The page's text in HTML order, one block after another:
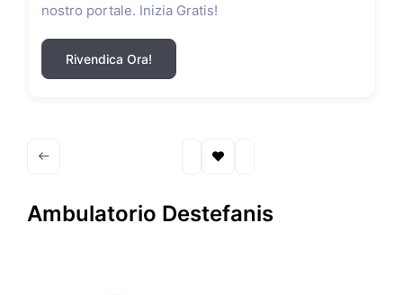
nostro portale. Inizia Gratis!
Rivendica Ora!
Ambulatorio Destefanis